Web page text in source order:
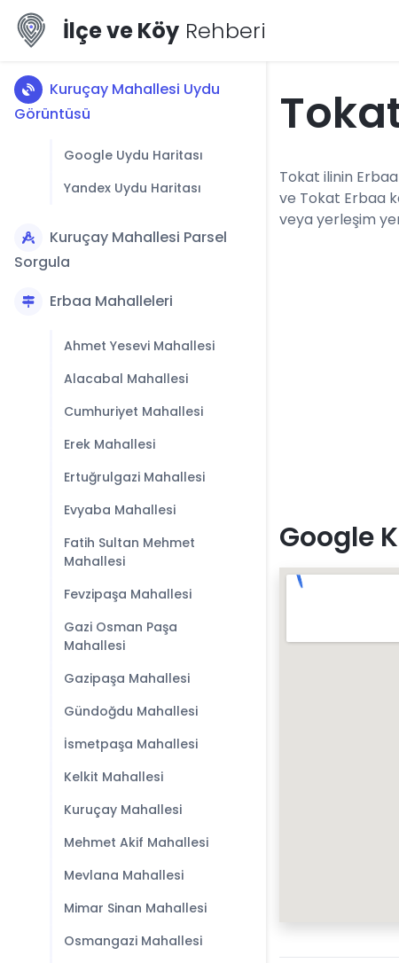
İlçe ve Köy Rehberi
Kuruçay Mahallesi Uydu
Görüntüsü
Google Uydu Haritası
Yandex Uydu Haritası
Kuruçay Mahallesi Parsel
Sorgula
Erbaa Mahalleleri
Ahmet Yesevi Mahallesi
Alacabal Mahallesi
Cumhuriyet Mahallesi
Erek Mahallesi
Ertuğrulgazi Mahallesi
Evyaba Mahallesi
Fatih Sultan Mehmet
Mahallesi
Fevzipaşa Mahallesi
Gazi Osman Paşa
Mahallesi
Gazipaşa Mahallesi
Gündoğdu Mahallesi
İsmetpaşa Mahallesi
Kelkit Mahallesi
Kuruçay Mahallesi
Mehmet Akif Mahallesi
Mevlana Mahallesi
Mimar Sinan Mahallesi
Osmangazi Mahallesi
Tokat ilinin
ve Tokat Erbaa
veya yerleşim
Google